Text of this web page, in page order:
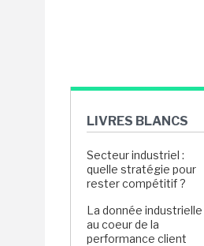
LIVRES BLANCS
Secteur industriel :
quelle stratégie pour
rester compétitif ?
La donnée industrielle
au coeur de la
performance client